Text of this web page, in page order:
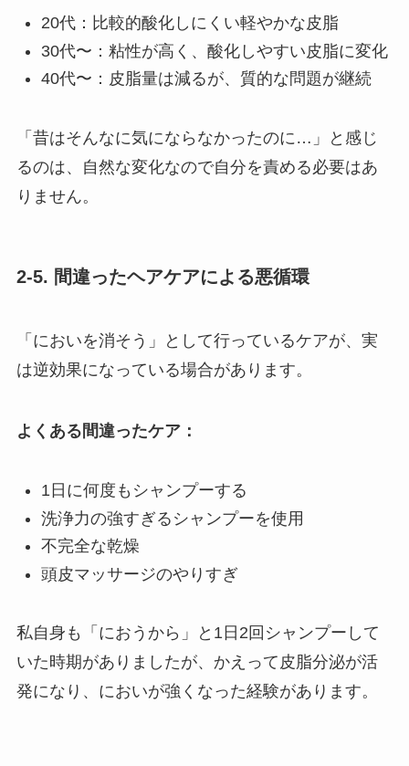
20代：比較的酸化しにくい軽やかな皮脂
30代〜：粘性が高く、酸化しやすい皮脂に変化
40代〜：皮脂量は減るが、質的な問題が継続
「昔はそんなに気にならなかったのに…」と感じ
るのは、自然な変化なので自分を責める必要はあ
りません。
2-5. 間違ったヘアケアによる悪循環
「においを消そう」として行っているケアが、実
は逆効果になっている場合があります。
よくある間違ったケア：
1日に何度もシャンプーする
洗浄力の強すぎるシャンプーを使用
不完全な乾燥
頭皮マッサージのやりすぎ
私自身も「におうから」と1日2回シャンプーして
いた時期がありましたが、かえって皮脂分泌が活
発になり、においが強くなった経験があります。